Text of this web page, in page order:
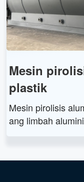
Mesin
plastik
Mesin pirolisis
ang limbah
ui pirolisis suhu